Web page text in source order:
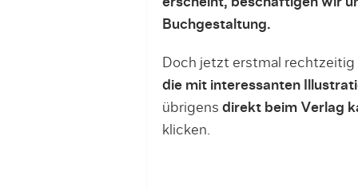
Buchgestaltung.
Doch jetzt erstmal
die mit interessanten
übrigens direkt beim Verlag
klicken.